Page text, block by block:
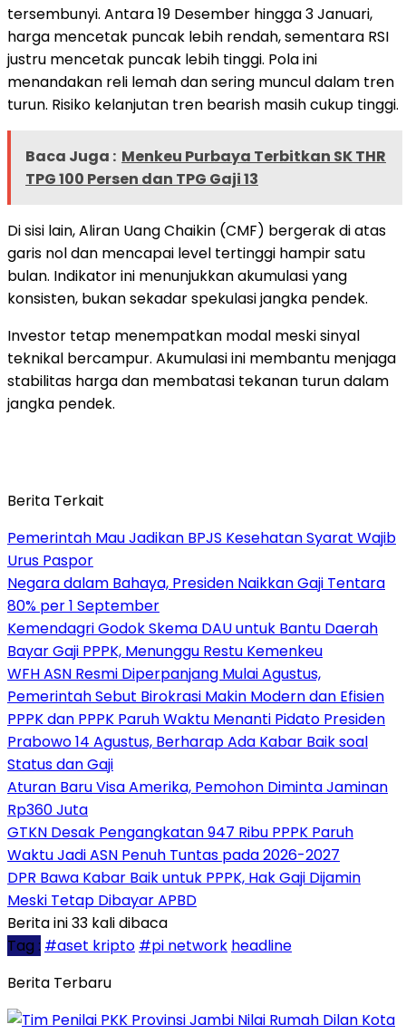
tersembunyi. Antara 19 Desember hingga 3 Januari,
harga mencetak puncak lebih rendah, sementara RSI
justru mencetak puncak lebih tinggi. Pola ini
menandakan reli lemah dan sering muncul dalam tren
turun. Risiko kelanjutan tren bearish masih cukup tinggi.
Baca Juga : Menkeu Purbaya Terbitkan SK THR
TPG 100 Persen dan TPG Gaji 13
Di sisi lain, Aliran Uang Chaikin (CMF) bergerak di atas
garis nol dan mencapai level tertinggi hampir satu
bulan. Indikator ini menunjukkan akumulasi yang
konsisten, bukan sekadar spekulasi jangka pendek.
Investor tetap menempatkan modal meski sinyal
teknikal bercampur. Akumulasi ini membantu menjaga
stabilitas harga dan membatasi tekanan turun dalam
jangka pendek.
Berita Terkait
Pemerintah Mau Jadikan BPJS Kesehatan Syarat Wajib
Urus Paspor
Negara dalam Bahaya, Presiden Naikkan Gaji Tentara
80% per 1 September
Kemendagri Godok Skema DAU untuk Bantu Daerah
Bayar Gaji PPPK, Menunggu Restu Kemenkeu
WFH ASN Resmi Diperpanjang Mulai Agustus,
Pemerintah Sebut Birokrasi Makin Modern dan Efisien
PPPK dan PPPK Paruh Waktu Menanti Pidato Presiden
Prabowo 14 Agustus, Berharap Ada Kabar Baik soal
Status dan Gaji
Aturan Baru Visa Amerika, Pemohon Diminta Jaminan
Rp360 Juta
GTKN Desak Pengangkatan 947 Ribu PPPK Paruh
Waktu Jadi ASN Penuh Tuntas pada 2026-2027
DPR Bawa Kabar Baik untuk PPPK, Hak Gaji Dijamin
Meski Tetap Dibayar APBD
Berita ini 33 kali dibaca
Tag : #aset kripto #pi network headline
Berita Terbaru